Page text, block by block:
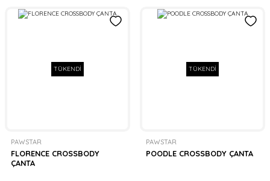
TÜKENDİ
PAWSTAR
FLORENCE CROSSBODY
ÇANTA
TÜKENDİ
PAWSTAR
POODLE CROSSBODY ÇANTA